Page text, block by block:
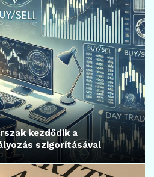
kezdődik a
szigorításával